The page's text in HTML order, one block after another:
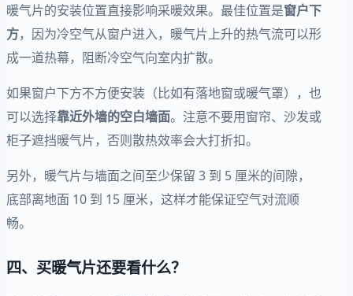
暖气片的安装位置直接影响采暖效果。最佳位置是窗户下
方，因为冷空气从窗户进入，暖气片上升的热气流可以形
成一道热幕，阻断冷空气向室内扩散。
如果窗户下方不方便安装（比如有落地窗或暖气罩），也
可以选择靠近外墙的空白墙面。注意不要用窗帘、沙发或
柜子遮挡暖气片，否则散热效率会大打折扣。
另外，暖气片与墙面之间至少保留 3 到 5 厘米的间隙，
底部离地面 10 到 15 厘米，这样才能保证空气对流顺
畅。
四、买暖气片还要看什么？